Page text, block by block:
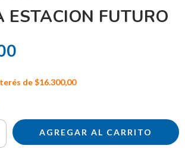
ESTACION FUTURO
de$16.300,00